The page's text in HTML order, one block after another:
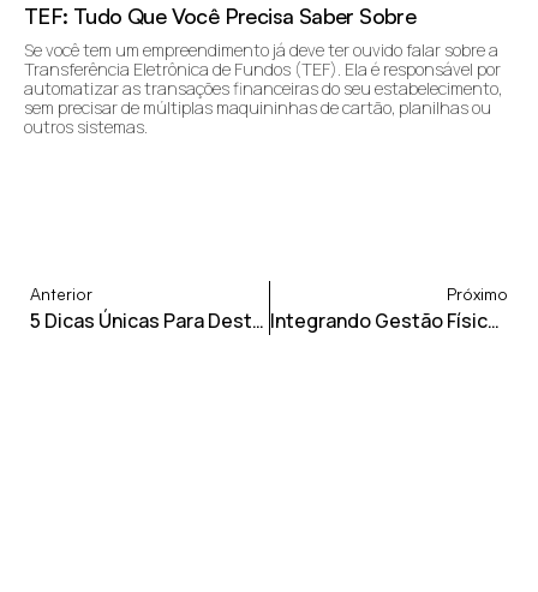
TEF: Tudo Que Você Precisa Saber Sobre
Se você tem um empreendimento já deve ter ouvido falar sobre a
Transferência Eletrônica de Fundos (TEF). Ela é responsável por
automatizar as transações financeiras do seu estabelecimento,
sem precisar de múltiplas maquininhas de cartão, planilhas ou
outros sistemas.
Anterior
5 Dicas Únicas Para Destacar A Sua Loja No Mercado
Próximo
Integrando Gestão Física E Digital: Desafios E Soluções